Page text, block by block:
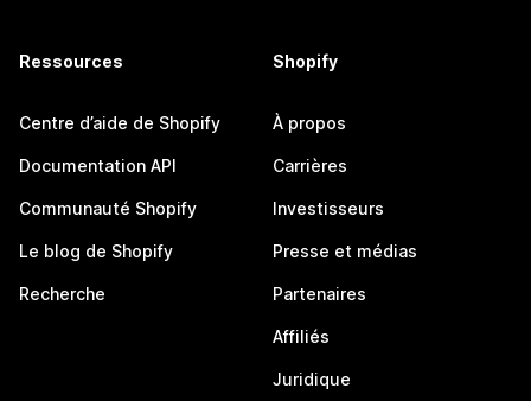
Ressources
Centre d’aide de Shopify
Documentation API
Communauté Shopify
Le blog de Shopify
Recherche
Shopify
À propos
Carrières
Investisseurs
Presse et médias
Partenaires
Affiliés
Juridique